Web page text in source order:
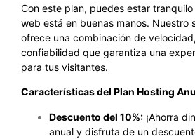
Con este plan, puedes estar
web está en buenas manos. Nuestro
ofrece una combinación de
confiabilidad que garantiza una
para tus visitantes.
Características del Plan Hosting
Descuento del 10%: ¡Ahorra
anual y disfruta de un